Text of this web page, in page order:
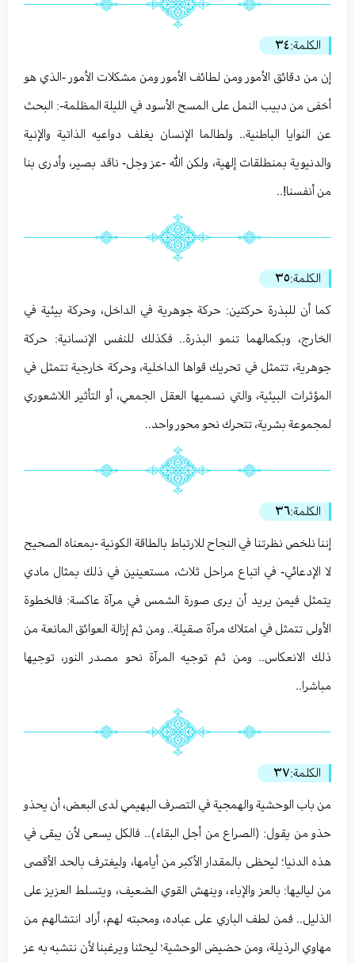
الكلمة:٣٤
إن من دقائق الأمور ومن لطائف الأمور ومن مشكلات الأمور -الذي هو
أخفى من دبيب النمل على المسح الأسود في الليلة المظلمة-: البحث
عن النوايا الباطنية.. ولطالما الإنسان يغلف دواعيه الذاتية والإنية
والدنيوية بمنطلقات إلهية، ولكن الله -عز وجل- ناقد بصير، وأدرى بنا
من أنفسنا!..
الكلمة:٣٥
كما أن للبذرة حركتين: حركة جوهرية في الداخل، وحركة بيئية في
الخارج، وبكمالهما تنمو البذرة.. فكذلك للنفس الإنسانية: حركة
جوهرية، تتمثل في تحريك قواها الداخلية، وحركة خارجية تتمثل في
المؤثرات البيئية، والتي نسميها العقل الجمعي، أو التأثير اللاشعوري
لمجموعة بشرية، تتحرك نحو محور واحد..
الكلمة:٣٦
إننا نلخص نظرتنا في النجاح للارتباط بالطاقة الكونية -بمعناه الصحيح
لا الإدعائي- في اتباع مراحل ثلاث، مستعينين في ذلك بمثال مادي
يتمثل فيمن يريد أن يرى صورة الشمس في مرآة عاكسة: فالخطوة
الأولى تتمثل في امتلاك مرآة صقيلة.. ومن ثم إزالة العوائق المانعة من
ذلك الانعكاس.. ومن ثم توجيه المرآة نحو مصدر النور، توجيها
مباشرا..
الكلمة:٣٧
من باب الوحشية والهمجية في التصرف البهيمي لدى البعض، أن يحذو
حذو من يقول: (الصراع من أجل البقاء).. فالكل يسعى لأن يبقى في
هذه الدنيا؛ ليحظى بالمقدار الأكبر من أيامها، وليغترف بالحد الأقصى
من لياليها: بالعز والإباء، وينهش القوي الضعيف، ويتسلط العزيز على
الذليل.. فمن لطف الباري على عباده، ومحبته لهم، أراد انتشالهم من
مهاوي الرذيلة، ومن حضيض الوحشية؛ ليحثنا ويرغبنا لأن نتشبه به عز